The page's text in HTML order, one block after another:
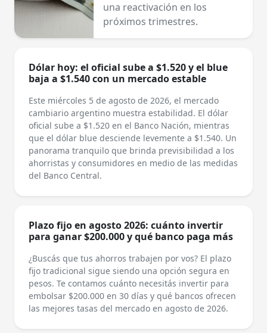
una reactivación en los
próximos trimestres.
Dólar hoy: el oficial sube a $1.520 y el blue
baja a $1.540 con un mercado estable
Este miércoles 5 de agosto de 2026, el mercado
cambiario argentino muestra estabilidad. El dólar
oficial sube a $1.520 en el Banco Nación, mientras
que el dólar blue desciende levemente a $1.540. Un
panorama tranquilo que brinda previsibilidad a los
ahorristas y consumidores en medio de las medidas
del Banco Central.
Plazo fijo en agosto 2026: cuánto invertir
para ganar $200.000 y qué banco paga más
¿Buscás que tus ahorros trabajen por vos? El plazo
fijo tradicional sigue siendo una opción segura en
pesos. Te contamos cuánto necesitás invertir para
embolsar $200.000 en 30 días y qué bancos ofrecen
las mejores tasas del mercado en agosto de 2026.